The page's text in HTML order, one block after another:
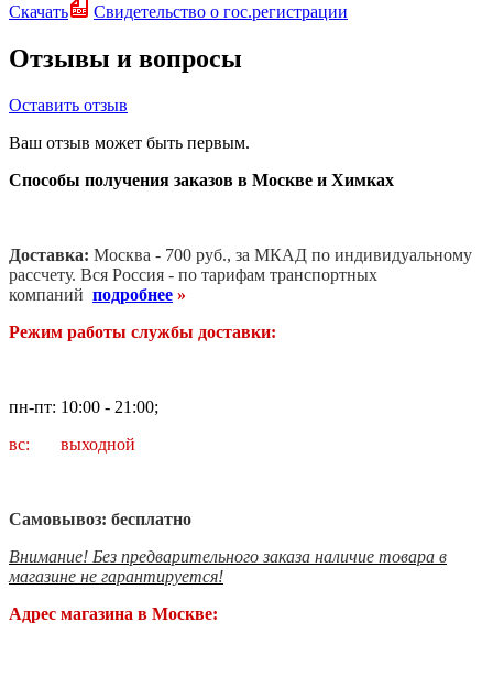
Скачать Свидетельство о гос.регистрации
Отзывы и вопросы
Оставить отзыв
Ваш отзыв может быть первым.
Способы получения заказов в Москве и Химках
Доставка: Москва - 700 руб., за МКАД по индивидуальному
рассчету. Вся Россия - по тарифам транспортных
компаний подробнее »
Режим работы службы доставки:
пн-пт: 10:00 - 21:00;
вс: выходной
Самовывоз: бесплатно
Внимание! Без предварительного заказа наличие товара в
магазине не гарантируется!
Адрес магазина в Москве: